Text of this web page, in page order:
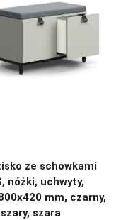
ze schowkami
nóżki, uchwyty,
mm, czarny,
szara